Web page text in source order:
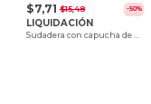
$7,71 $15,48 -50%
LIQUIDACIÓN